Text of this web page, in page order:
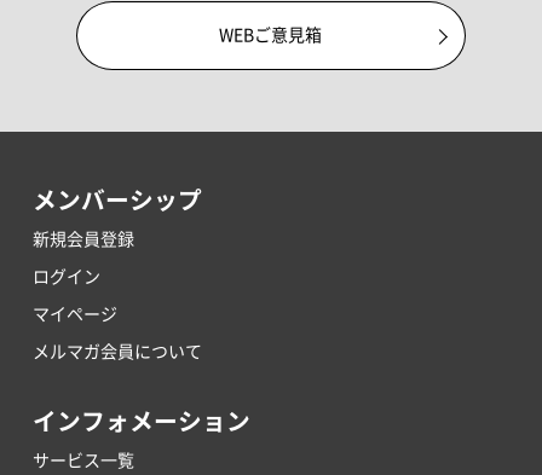
WEBご意見箱
メンバーシップ
新規会員登録
ログイン
マイページ
メルマガ会員について
インフォメーション
サービス一覧